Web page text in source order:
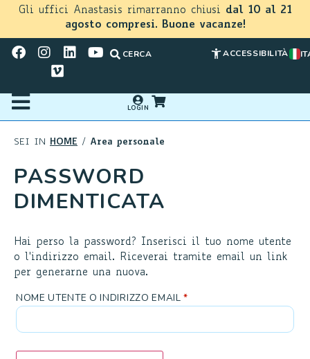
Gli uffici Anastasis rimarranno chiusi dal 10 al 21
agosto compresi. Buone vacanze!
CERCA ACCESSIBILITÀ
LOGIN
SEI IN HOME / Area personale
PASSWORD
DIMENTICATA
Hai perso la password? Inserisci il tuo nome utente
o l'indirizzo email. Riceverai tramite email un link
per generarne una nuova.
NOME UTENTE O INDIRIZZO EMAIL*